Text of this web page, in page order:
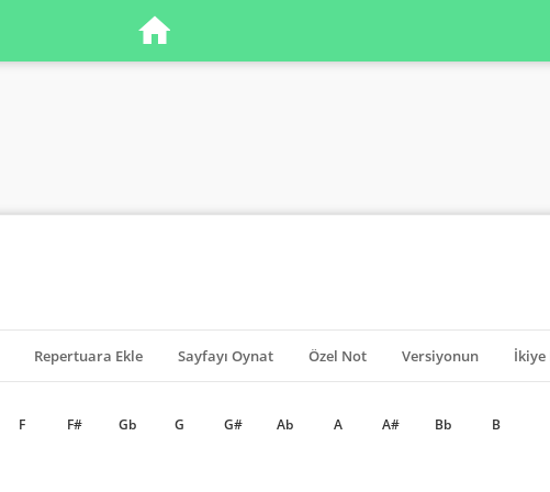
Repertuara Ekle Sayfayı Oynat Özel Not Versiyonun İkiye
F F# Gb G G# Ab A A# Bb B